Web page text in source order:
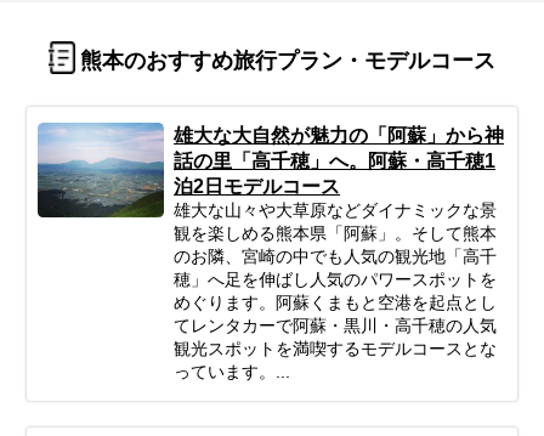
熊本のおすすめ旅行プラン・モデルコース
雄大な大自然が魅力の「阿蘇」から神
話の里「高千穂」へ。阿蘇・高千穂1
泊2日モデルコース
雄大な山々や大草原などダイナミックな景
観を楽しめる熊本県「阿蘇」。そして熊本
のお隣、宮崎の中でも人気の観光地「高千
穂」へ足を伸ばし人気のパワースポットを
めぐります。阿蘇くまもと空港を起点とし
てレンタカーで阿蘇・黒川・高千穂の人気
観光スポットを満喫するモデルコースとな
っています。...